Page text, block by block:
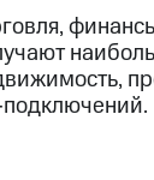
подключений.